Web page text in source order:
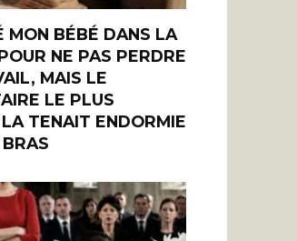
MON BÉBÉ DANS LA
NE PAS PERDRE
MAIS LE
LE PLUS
TENAIT ENDORMIE